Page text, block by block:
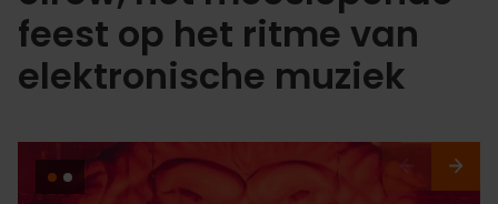
feest op het ritme van
elektronische muziek